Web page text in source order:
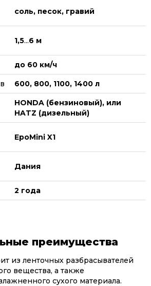
соль, песок, гравий
1,5...6 м
до 60 км/ч
600, 800, 1100, 1400 л
HONDA (бензиновый), или
HATZ (дизельный)
EpoMini X1
Дания
2 года
преимущества
из ленточных разбрасывателей
вещества, а также
сухого материала.